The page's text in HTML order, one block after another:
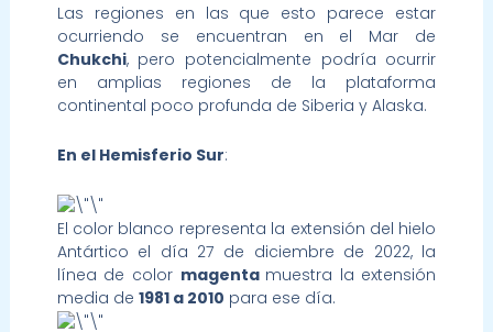
Las regiones en las que esto parece estar
ocurriendo se encuentran en el Mar de
Chukchi, pero potencialmente podría ocurrir
en amplias regiones de la plataforma
continental poco profunda de Siberia y Alaska.
En el Hemisferio Sur:
El color blanco representa la extensión del hielo
Antártico el día 27 de diciembre de 2022, la
línea de color magenta muestra la extensión
media de 1981 a 2010 para ese día.